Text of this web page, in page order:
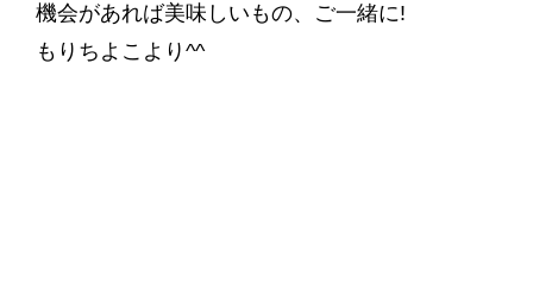
機会があれば美味しいもの、ご一緒に!
もりちよこより^^